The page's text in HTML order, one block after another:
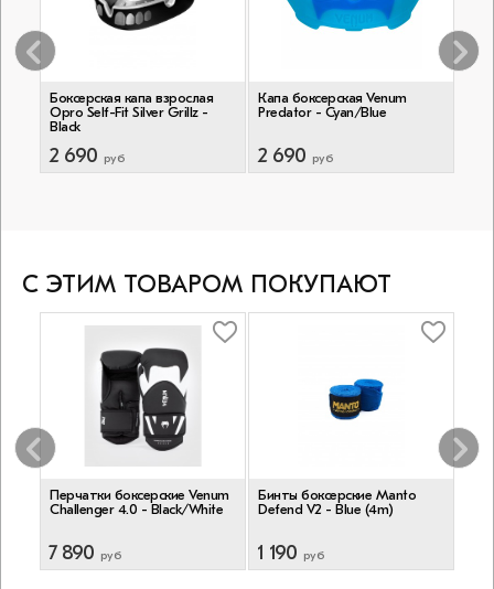
Боксерская капа взрослая
Opro Self-Fit Silver Grillz -
Black
2 690 руб
Капа боксерская Venum
Predator - Cyan/Blue
2 690 руб
С ЭТИМ ТОВАРОМ ПОКУПАЮТ
Перчатки боксерские Venum
Challenger 4.0 - Black/White
7 890 руб
Бинты боксерские Manto
Defend V2 - Blue (4m)
1 190 руб